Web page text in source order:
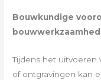
Bouwkundige
Tijdens het uitvoeren
of ontgravingen kan